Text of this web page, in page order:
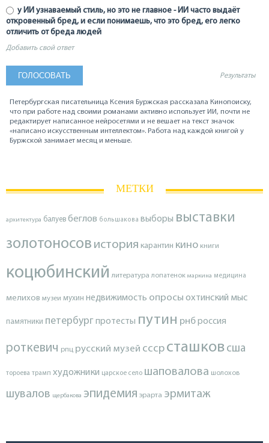
у ИИ узнаваемый стиль, но это не главное - ИИ часто выдаёт
откровенный бред, и если понимаешь, что это бред, его легко
отличить от бреда людей
Добавить свой ответ
Результаты
Петербургская писательница Ксения Буржская рассказала Кинопоиску,
что при работе над своими романами активно использует ИИ, почти не
редактирует написанное нейросетями и не вешает на текст значок
«написано искусственным интеллектом». Работа над каждой книгой у
Буржской занимает месяц и меньше.
МЕТКИ
архитектура балуев беглов большакова выборы выставки
золотоносов история карантин кино книги
коцюбинский литература лопатенок маркина медицина
мелихов музеи мухин недвижимость опросы охтинский мыс
памятники петербургпротесты путин рнброссия
роткевич рпц русский музей ссср сташков сша
тороева трамп художники царское село шаповалова шолохов
шувалов щербакова эпидемия эрарта эрмитаж